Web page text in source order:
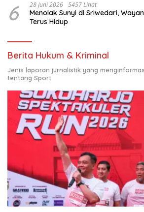
6 28 Juni 2026 5457 Lihat
Menolak Sunyi di Sriwedari,
Terus Hidup
Berita Hukum & Kriminal
Jenis laporan jurnalistik yang
tentang Sport